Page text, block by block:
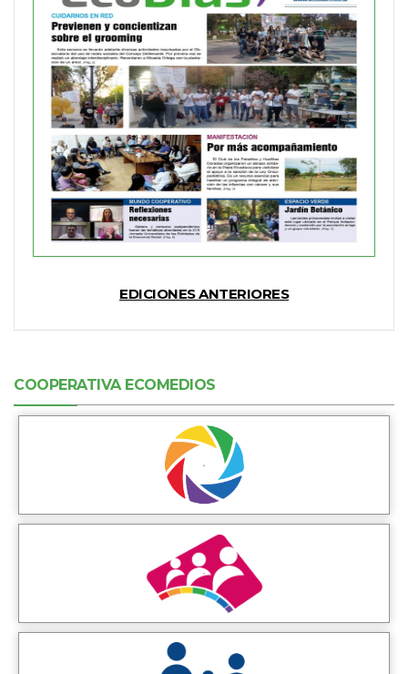
EDICIONES ANTERIORES
COOPERATIVA ECOMEDIOS